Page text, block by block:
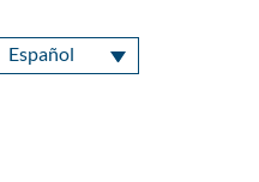
Español